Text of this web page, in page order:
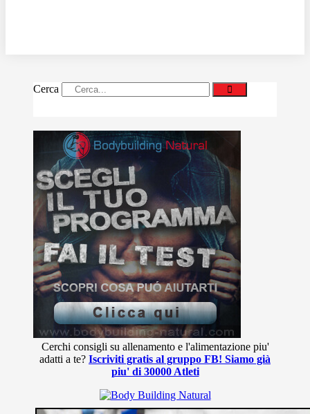
Cerca
Cerchi consigli su allenamento e l'alimentazione piu'
adatti a te? Iscriviti gratis al gruppo FB! Siamo già
piu' di 30000 Atleti